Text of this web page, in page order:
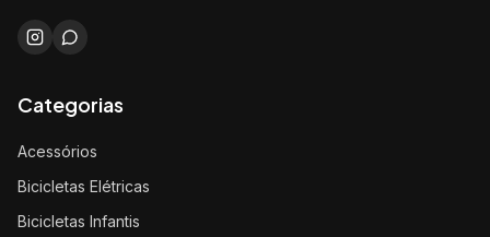
Categorias
Acessórios
Bicicletas Elétricas
Bicicletas Infantis